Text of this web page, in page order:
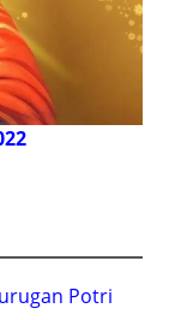
Potri